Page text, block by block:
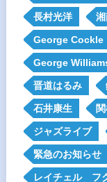
長村光洋
George Cockle
George
晋道はるみ
石井康生
ジャズライブ
緊急のお知らせ
レイチェル フ